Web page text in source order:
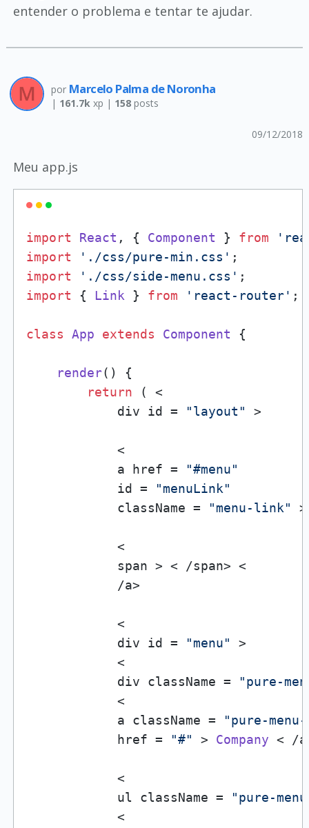
entender o problema e tentar te ajudar.
por Marcelo Palma de Noronha
| 161.7kxp | 158posts
09/12/2018
Meu app.js
import React , { Component } from
import
'./css/pure-min.css'
import
'./css/side-menu.css'
import { Link } from 'react-router' ;
class App extends Component {
render( ) {
return ( <
            div id =
"layout" >
            <
            a href =
"#menu"
            id =
"menuLink"
            className =
"menu-link" >
            <
            span > < /span> <
            /a>
            <
            div id =
"menu"
>
            <
            div className =
"pure-
            <
            a className =
"pure-
            href =
"#" > Company < /
            <
            ul className =
"pure-
            <